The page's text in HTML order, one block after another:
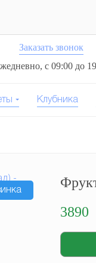
Заказать звонок
с 09:00 до
Клубника
3890